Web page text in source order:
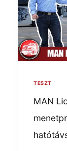
TESZT
MAN